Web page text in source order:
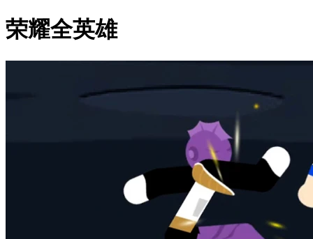
荣耀全英雄